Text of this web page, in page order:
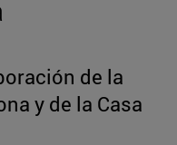
de la
y de la Casa